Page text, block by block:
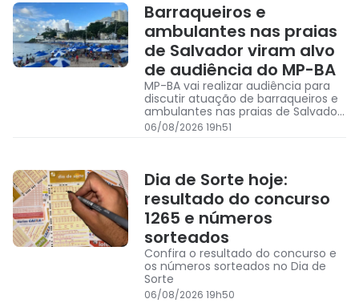
Barraqueiros e
ambulantes nas praias
de Salvador viram alvo
de audiência do MP-BA
MP-BA vai realizar audiência para
discutir atuação de barraqueiros e
ambulantes nas praias de Salvador,
além de possíveis abusos e
ocupação irregular
06/08/2026 19h51
Dia de Sorte hoje:
resultado do concurso
1265 e números
sorteados
Confira o resultado do concurso e
os números sorteados no Dia de
Sorte
06/08/2026 19h50